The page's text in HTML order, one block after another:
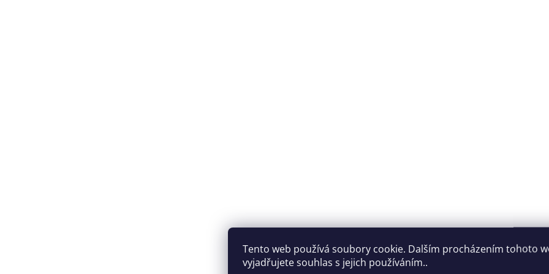
Tento web používá soubory cookie. Dalším procházením tohoto
vyjadřujete souhlas s jejich používáním..